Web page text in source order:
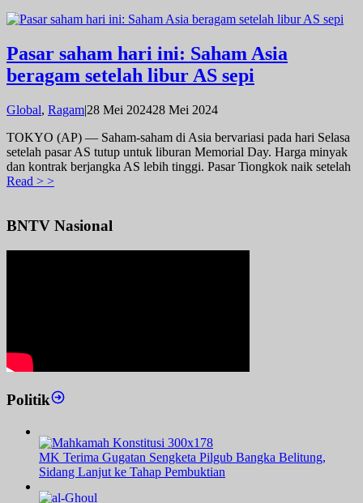
Pasar saham hari ini: Saham Asia
beragam setelah libur AS sepi
Global, Ragam|28 Mei 202428 Mei 2024oleh
TOKYO (AP) — Saham-saham di Asia bervariasi pada hari Selasa
setelah pasar AS tutup untuk liburan Memorial Day. Harga minyak
dan kontrak berjangka AS lebih tinggi. Pasar Tiongkok naik setelah
Read > >
BNTV Nasional
Politik
MK Terima Gugatan Sengketa Pilgub Bangka Belitung,
Sidang Lanjut ke Tahap Pembuktian